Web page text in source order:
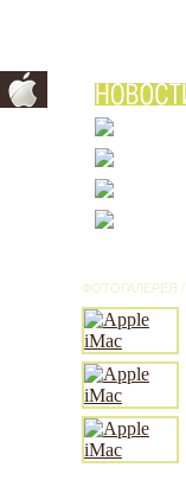
ФОТОГАЛЕРЕЯ /